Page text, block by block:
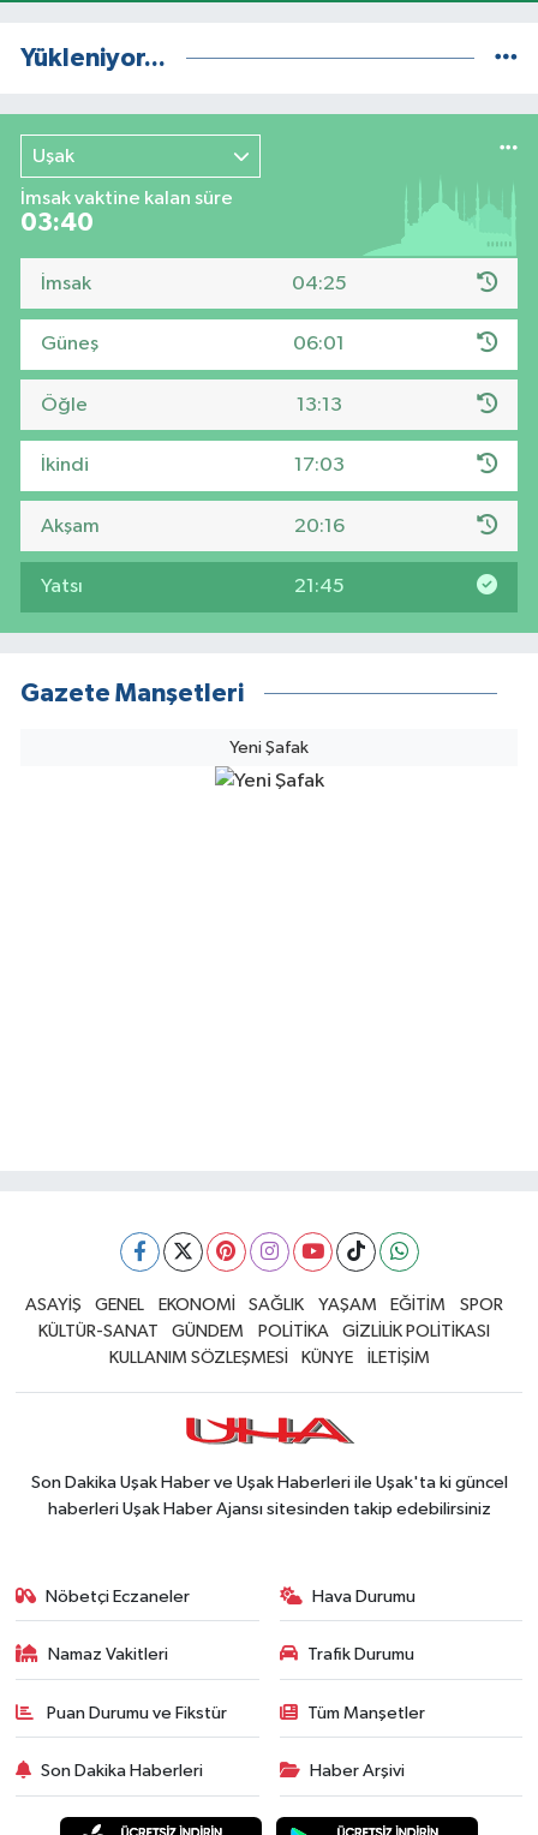
Yükleniyor...
Uşak
İmsak vaktine kalan süre
03:39
İmsak 04:25
Güneş 06:01
Öğle 13:13
İkindi 17:03
Akşam 20:16
Yatsı 21:45
Gazete Manşetleri
Yeni Şafak
ASAYİŞ GENEL EKONOMİ SAĞLIK YAŞAM EĞİTİM
SPOR
KÜLTÜR-SANAT
GÜNDEM POLİTİKA
GİZLİLİK POLİTİKASI
KULLANIM SÖZLEŞMESİ
KÜNYE İLETİŞİM
Son Dakika Uşak Haber ve Uşak Haberleri ile Uşak'ta ki güncel
haberleri Uşak Haber Ajansı sitesinden takip edebilirsiniz
Nöbetçi Eczaneler Hava Durumu
Namaz Vakitleri Trafik Durumu
Puan Durumu ve Fikstür Tüm Manşetler
Son Dakika Haberleri Haber Arşivi